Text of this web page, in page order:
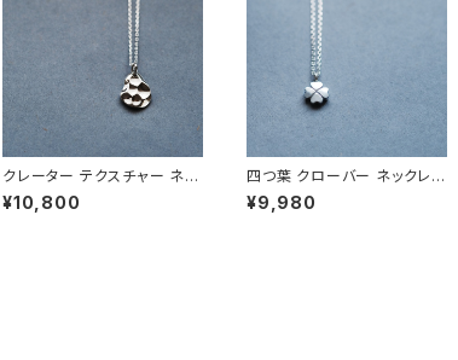
クレーター テクスチャー ネッ
クレス シルバー925 メンズ
ユニセックス
¥10,800
四つ葉 クローバー ネックレス
シルバー925 メンズ ユニセッ
クス
¥9,980